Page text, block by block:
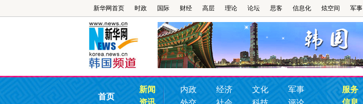
新华网首页 时政 国际 财经 高层 理论 论坛 思客 信息化 炫空间 军事
首页
新闻
资讯
内政 经济 文化
军事
服务
信息